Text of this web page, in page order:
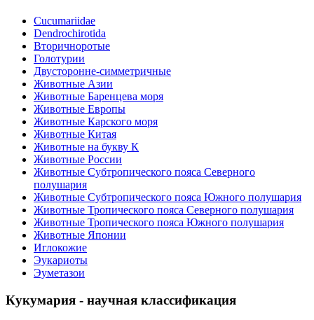
Cucumariidae
Dendrochirotida
Вторичноротые
Голотурии
Двусторонне-симметричные
Животные Азии
Животные Баренцева моря
Животные Европы
Животные Карского моря
Животные Китая
Животные на букву К
Животные России
Животные Субтропического пояса Северного
полушария
Животные Субтропического пояса Южного полушария
Животные Тропического пояса Северного полушария
Животные Тропического пояса Южного полушария
Животные Японии
Иглокожие
Эукариоты
Эуметазои
Кукумария - научная классификация